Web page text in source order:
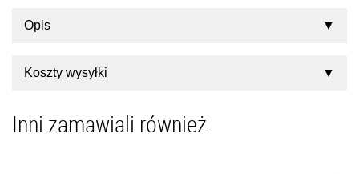
Opis
Koszty wysyłki
Inni zamawiali również